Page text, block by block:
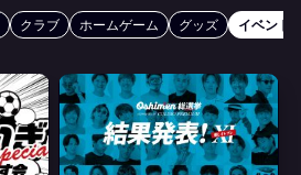
クラブ ホームゲーム グッズ イベント